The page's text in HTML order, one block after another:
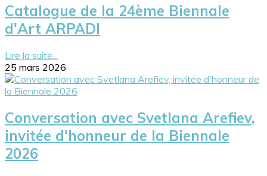
Catalogue de la 24ème Biennale
d'Art ARPADI
Lire la suite...
25 mars 2026
Conversation avec Svetlana Arefiev,
invitée d'honneur de la Biennale
2026